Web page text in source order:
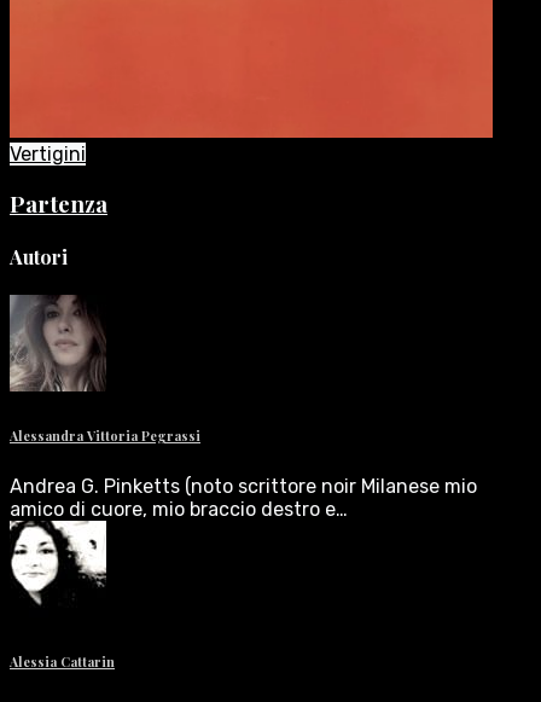
Vertigini
Partenza
Autori
Alessandra Vittoria Pegrassi
Andrea G. Pinketts (noto scrittore noir Milanese mio
amico di cuore, mio braccio destro e…
Alessia Cattarin